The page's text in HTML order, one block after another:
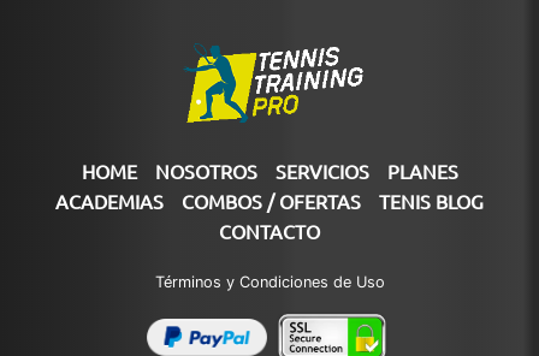
HOME NOSOTROS SERVICIOS
PLANES
ACADEMIAS
COMBOS / OFERTAS
TENIS BLOG
CONTACTO
Términos y Condiciones de Uso